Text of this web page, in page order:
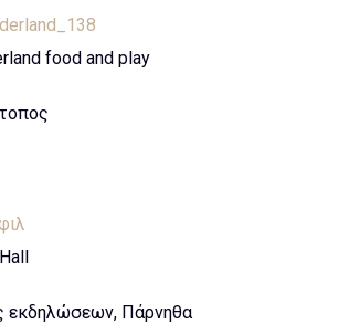
food and play
εκδηλώσεων, Πάρνηθα